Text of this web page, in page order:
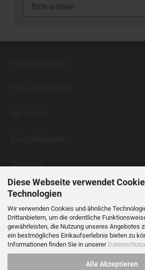
Diese Webseite verwendet
Technologien
Wir verwenden Cookies und ähnliche
Drittanbietern, um die ordentliche
gewährleisten, die Nutzung unseres Angebotes
ein bestmögliches Einkaufserlebnis bieten zu
Informationen finden Sie in unserer
Alle Akzeptieren
Zahlung
Vertrag widerrufen